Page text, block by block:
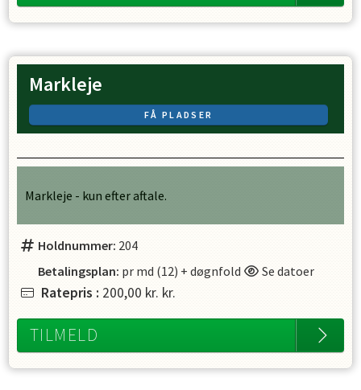
Markleje
FÅ PLADSER
Markleje - kun efter aftale.
Holdnummer: 204
Betalingsplan: pr md (12) + døgnfold Se datoer
Ratepris : 200,00 kr. kr.
TILMELD